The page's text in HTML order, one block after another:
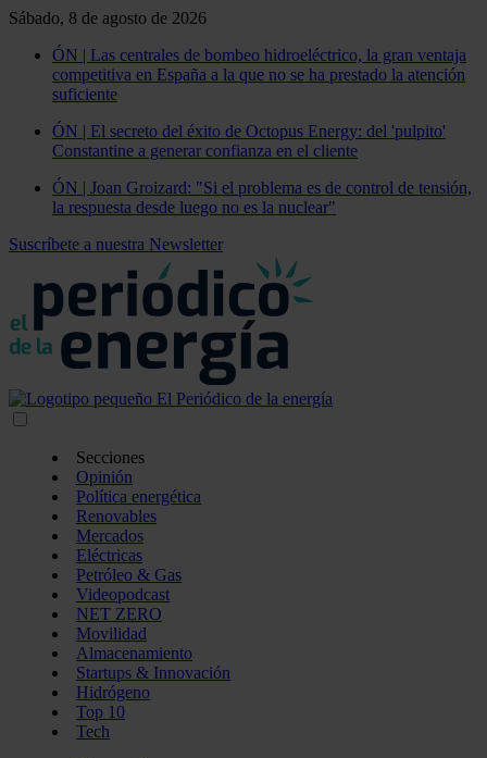
Sábado, 8 de agosto de 2026
ÓN | Las centrales de bombeo hidroeléctrico, la gran ventaja
competitiva en España a la que no se ha prestado la atención
suficiente
ÓN | El secreto del éxito de Octopus Energy: del 'pulpito'
Constantine a generar confianza en el cliente
ÓN | Joan Groizard: "Si el problema es de control de tensión,
la respuesta desde luego no es la nuclear"
Suscríbete a nuestra Newsletter
Secciones
Opinión
Política energética
Renovables
Mercados
Eléctricas
Petróleo & Gas
Videopodcast
NET ZERO
Movilidad
Almacenamiento
Startups & Innovación
Hidrógeno
Top 10
Tech